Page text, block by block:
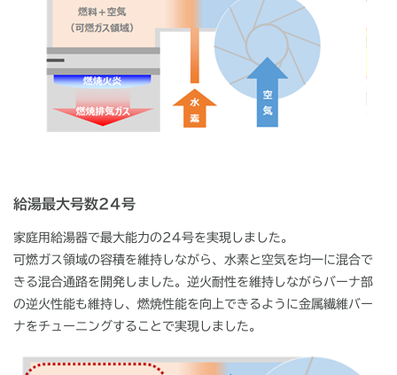
給湯最大号数24号
家庭用給湯器で最大能力の24号を実現しました。
可燃ガス領域の容積を維持しながら、水素と空気を均一に混合で
きる混合通路を開発しました。逆火耐性を維持しながらバーナ部
の逆火性能も維持し、燃焼性能を向上できるように金属繊維バー
ナをチューニングすることで実現しました。